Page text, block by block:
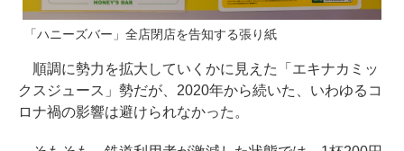
「ハニーズバー」全店閉店を告知する張り紙
順調に勢力を拡大していくかに見えた「エキナカミッ
クスジュース」勢だが、2020年から続いた、いわゆるコ
ロナ禍の影響は避けられなかった。